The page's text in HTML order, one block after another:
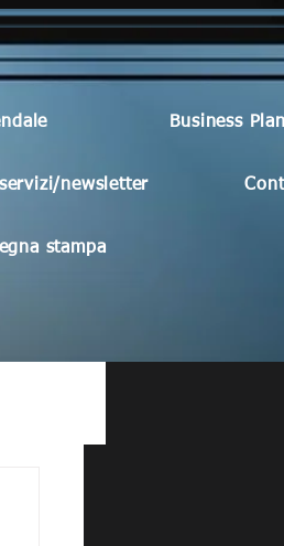
Business
newsletter
stampa